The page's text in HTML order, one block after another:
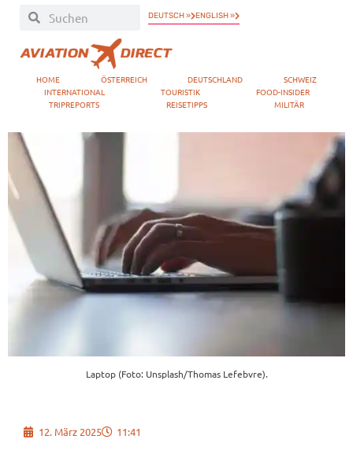
DEUTSCH » ENGLISH »
HOME ÖSTERREICH DEUTSCHLAND
SCHWEIZ
INTERNATIONAL
TOURISTIK
FOOD-INSIDER
TRIPREPORTS
REISETIPPS MILITÄR
Laptop (Foto: Unsplash/Thomas Lefebvre).
12. März 2025 11:41